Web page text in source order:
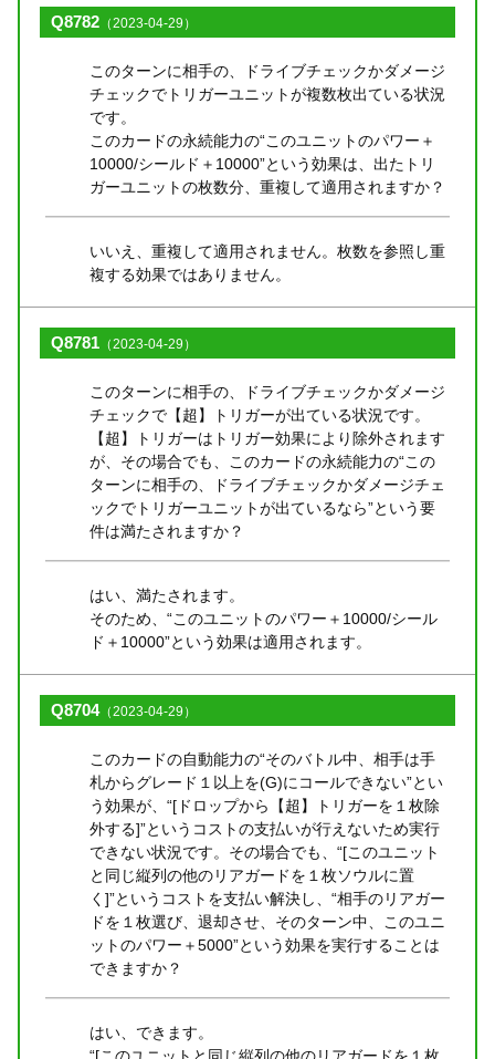
Q8782 （2023-04-29）
このターンに相手の、ドライブチェックかダメージ
チェックでトリガーユニットが複数枚出ている状況
です。
このカードの永続能力の“このユニットのパワー＋
10000/シールド＋10000”という効果は、出たトリ
ガーユニットの枚数分、重複して適用されますか？
いいえ、重複して適用されません。枚数を参照し重
複する効果ではありません。
Q8781 （2023-04-29）
このターンに相手の、ドライブチェックかダメージ
チェックで【超】トリガーが出ている状況です。
【超】トリガーはトリガー効果により除外されます
が、その場合でも、このカードの永続能力の“この
ターンに相手の、ドライブチェックかダメージチェ
ックでトリガーユニットが出ているなら”という要
件は満たされますか？
はい、満たされます。
そのため、“このユニットのパワー＋10000/シール
ド＋10000”という効果は適用されます。
Q8704（2023-04-29）
このカードの自動能力の“そのバトル中、相手は手
札からグレード１以上を(G)にコールできない”とい
う効果が、“[ドロップから【超】トリガーを１枚除
外する]”というコストの支払いが行えないため実行
できない状況です。その場合でも、“[このユニット
と同じ縦列の他のリアガードを１枚ソウルに置
く]”というコストを支払い解決し、“相手のリアガー
ドを１枚選び、退却させ、そのターン中、このユニ
ットのパワー＋5000”という効果を実行することは
できますか？
はい、できます。
“[このユニットと同じ縦列の他のリアガードを１枚